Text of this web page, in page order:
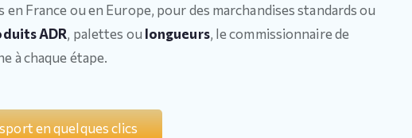
en France ou en Europe, pour des marchandises standards ou
ADR, palettes ou longueurs, le commissionnaire de
à chaque étape.
en quelques clics